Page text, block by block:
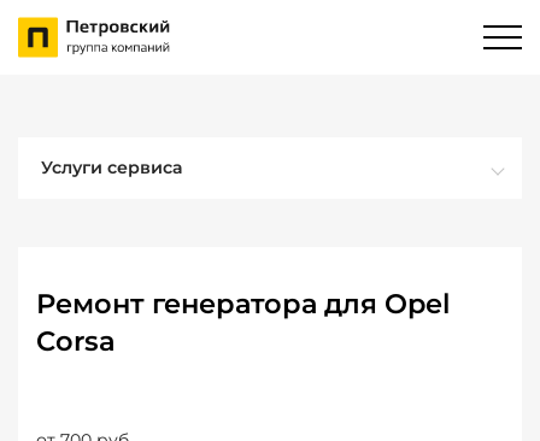
Услуги сервиса
Ремонт генератора для Opel
Corsa